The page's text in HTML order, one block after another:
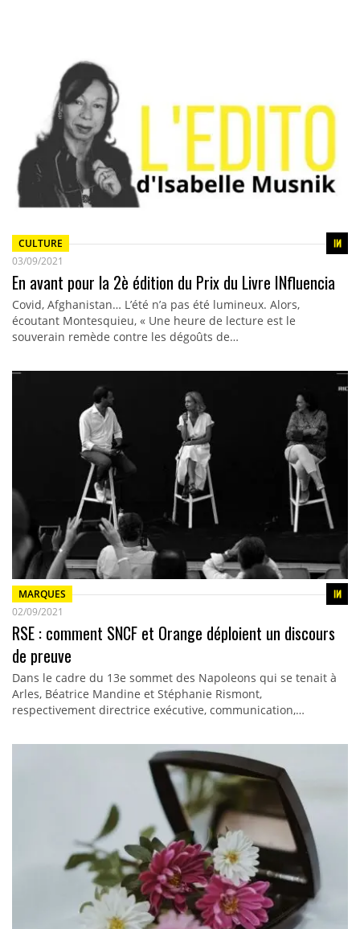
CULTURE
03/09/2021
En avant pour la 2è édition du Prix du Livre INfluencia
Covid, Afghanistan… L’été n’a pas été lumineux. Alors,
écoutant Montesquieu, « Une heure de lecture est le
souverain remède contre les dégoûts de…
MARQUES
02/09/2021
RSE : comment SNCF et Orange déploient un discours
de preuve
Dans le cadre du 13e sommet des Napoleons qui se tenait à
Arles, Béatrice Mandine et Stéphanie Rismont,
respectivement directrice exécutive, communication,…